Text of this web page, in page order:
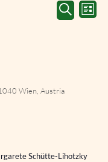
Events
Search
Search
Event
Views
List
Wien, Austria
Schütte-Lihotzky